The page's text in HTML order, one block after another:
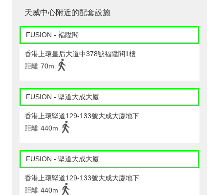
天威中心附近的配套設施
FUSION - 褔陞閣
香港上環皇后大道中378號福陞閣1樓
距離 70m
FUSION - 堅道大成大廈
香港上環堅道129-133號大成大廈地下
距離 440m
FUSION - 堅道大成大廈
香港上環堅道129-133號大成大廈地下
距離 440m